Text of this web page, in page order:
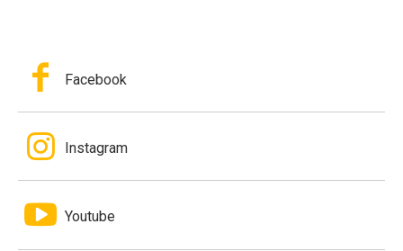
Facebook
Instagram
Youtube